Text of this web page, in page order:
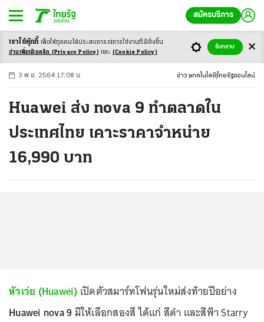
สมัครบริการ
-ก ก ก+
3 พ.ย. 2564 17:08 น. ข่าว เทคโนโลยี ไทยรัฐออนไลน์
Huawei ส่ง nova 9 ทำตลาดใน
ประเทศไทย เคาะราคาจำหน่าย
16,990 บาท
หัวเว่ย (Huawei) เปิดตัวสมาร์ทโฟนรุ่นใหม่ส่งท้ายปีอย่าง
Huawei nova 9 มีให้เลือกสองสี ได้แก่ สีดำ และสีฟ้า Starry
เราใช้คุ้กกี้ เพื่อให้ทุกคนได้ประสบการณ์การใช้งานที่ดียิ่งขึ้น
อ่านเพิ่มเติมคลิก (Privacy Policy) และ (Cookie Policy)
รับทราบ